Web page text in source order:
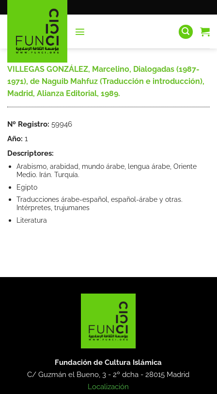
al
VILLEGAS GONZÁLEZ, Marcelino, Dialogadas (1987-
1971), de Naguib Mahfuz (Traducción e introducción),
Madrid, Alianza Editorial, 1989.
Nº Registro: 59946
Año: 1
Descriptores:
Arabismo, arabidad, mundo árabe, lengua árabe, Oriente
Medio. Irán. Turquía.
Egipto
Traducciones árabe-español, español-árabe y otras.
Intérpretes, trujumanes
Literatura
Fundación de Cultura Islámica
C/ Guzmán el Bueno, 3 - 2º dcha -28015 Madrid
Localización